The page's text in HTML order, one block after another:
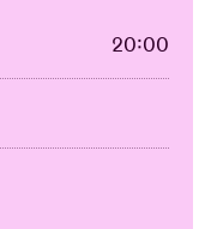
20:00